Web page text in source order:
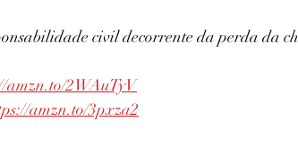
civil decorrente da perda da
amzn.to/2WAuTyV
amzn.to/3pxza2